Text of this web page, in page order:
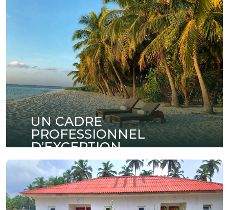
UN CADRE
PROFESSIONNEL
D’EXCEPTION
Organisez vos réunions, séminaires et
conférences dans des espaces modernes
entièrement équipés et pensés pour la réussite
de vos événements professionnels.